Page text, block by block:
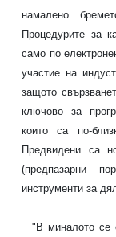
намалено
Процедурите за
само по
участие на
защото
ключово за
които са по-
Предвидени са
(предпазарни
инструменти за
"В миналото се